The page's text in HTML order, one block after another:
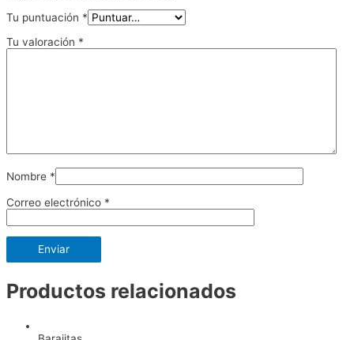
Tu puntuación *
Tu valoración *
Nombre *
Correo electrónico *
Productos relacionados